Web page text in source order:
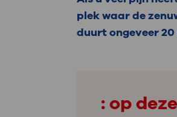
steeds verder uit,
we u sneller
plek waar de
duurt ongeveer
: op